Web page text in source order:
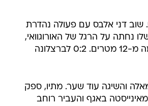
שוב דני אלבס עם פעולה נהדרת
נחתה על הרגל של האורוגוואי,
לברצלונה
והשיגה עוד שער. מתיו, ספק
באגף והעביר רוחב